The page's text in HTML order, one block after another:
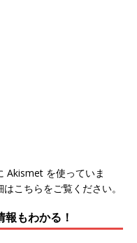
Akismet を使っていま
はこちらをご覧ください。
もわかる！